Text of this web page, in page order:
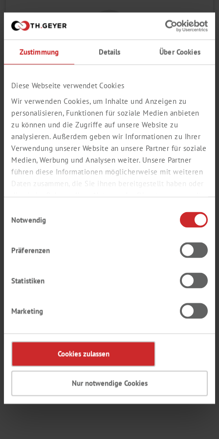
Zustimmung Details Über Cookies
Diese Webseite verwendet Cookies
Wir verwenden Cookies, um Inhalte und Anzeigen zu
personalisieren, Funktionen für soziale Medien anbieten
zu können und die Zugriffe auf unsere Website zu
analysieren. Außerdem geben wir Informationen zu Ihrer
Verwendung unserer Website an unsere Partner für soziale
Medien, Werbung und Analysen weiter. Unsere Partner
führen diese Informationen möglicherweise mit weiteren
Daten zusammen, die Sie ihnen bereitgestellt haben oder
die sie im Rahmen Ihrer Nutzung der Dienste gesammelt
Notwendig
Präferenzen
Statistiken
Marketing
Cookies zulassen
Nur notwendige Cookies
Die Schraubverschlüsse ND24 (EPA) sind aus PP mit 24-400
wahlweise ohne oder mit fertig montierten Septen aus
verschiedenen Materialien geliefert.
Die Septen sind temperaturbeständig von -60 °C bis 200 °C
und reiner als Septen aus Naturkautschuk, Butyl oder
RedRubber, haben aber schlechtere
Wiederverschließeigenschaften und sind daher vorzugsweise
für Einmalinjektionen geeignet....
Bezeichnung
Härte
Katalogseite als PDF öffnen
Anzeigen: 10 Gruppen pro Seite